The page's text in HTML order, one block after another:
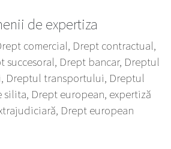
de expertiza
comercial, Drept contractual,
succesoral, Drept bancar, Dreptul
Dreptul transportului, Dreptul
silita, Drept european, expertiză
Drept european